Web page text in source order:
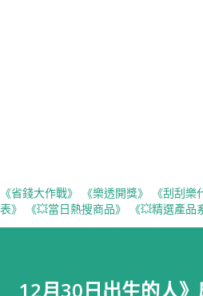
《省錢大作戰》 《樂透開獎》 《刮刮樂
表》
《💥當日熱搜商品》 《💥精選產品
12月30日出生的人